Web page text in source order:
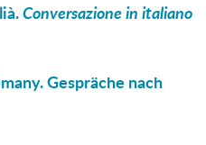
Conversazione in italiano
Gespräche nach